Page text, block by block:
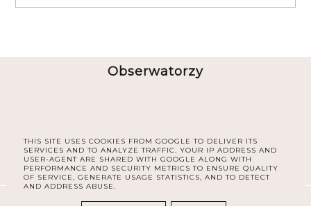
Obserwatorzy
COPYRIGHT ©30PLUS BLOG
THIS SITE USES COOKIES FROM GOOGLE TO DELIVER ITS
SERVICES AND TO ANALYZE TRAFFIC. YOUR IP ADDRESS AND
USER-AGENT ARE SHARED WITH GOOGLE ALONG WITH
PERFORMANCE AND SECURITY METRICS TO ENSURE QUALITY
OF SERVICE, GENERATE USAGE STATISTICS, AND TO DETECT
AND ADDRESS ABUSE.